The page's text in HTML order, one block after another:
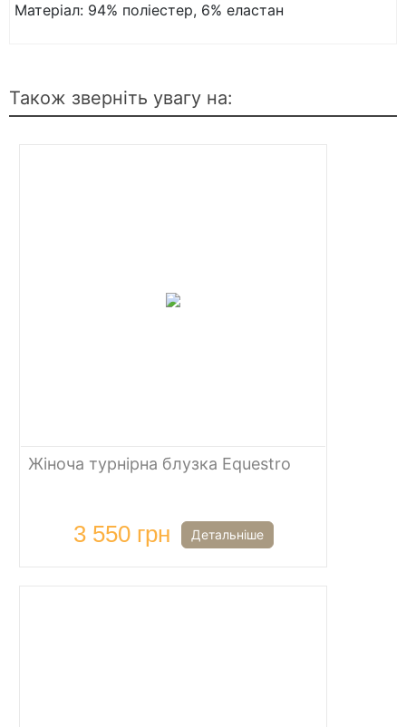
Матеріал: 94% поліестер, 6% еластан
Також зверніть увагу на:
Жіноча турнірна блузка Equestro
3 550 грн Детальніше